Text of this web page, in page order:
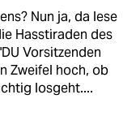
Nun ja, da lese
Hasstiraden des
Vorsitzenden
Zweifel hoch, ob
losgeht....